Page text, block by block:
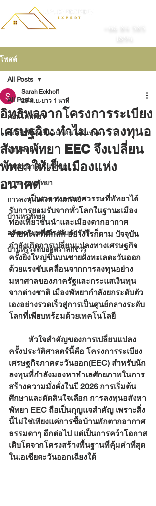
+66 84 585
1894
โพสต์
All Posts
คอนโดพัทยา
สถานที่ท่องเที่ยวน่าสนใจในพัทยา
บ้านพัทยา
การอยู่อาศัยในพัทยา
การลงทุนพัทยา
การลงทุนอสังหาริมทรัพย์
บ้านหรูพัทยา
อสังหาริมทรัพย์ระดับลักชัวรี
บ้านหรูระดับอัลตราลักชัวรี
All Posts
อิทธิพลจากโครงการระเบียง
เศรษฐกิจ: ทำไม การลงทุนอ
สังหาพัทยา EEC จึงเปลี่ยน
พัทยาให้เป็นเมืองแห่ง
อนาคต
Sarah Eckhoff
25 มิ.ย. ยาว 1 นาที
	เป็นเวลาหลายทศวรรษที่พัทยาได้
รับการยอมรับจากทั่วโลกในฐานะเมือง
ท่องเที่ยวชั้นนำและเมืองตากอากาศ
ชายทะเลที่คึกคัก อย่างไรก็ตาม ปัจจุบัน
กำลังเกิดการเปลี่ยนแปลงทางเศรษฐกิจ
ครั้งยิ่งใหญ่ขึ้นบนชายฝั่งทะเลตะวันออก
ด้วยแรงขับเคลื่อนจากการลงทุนอย่าง
มหาศาลของภาครัฐและกระแสเงินทุน
จากต่างชาติ เมืองพัทยากำลังยกระดับตัว
เองอย่างรวดเร็วสู่การเป็นศูนย์กลางระดับ
โลกที่เพียบพร้อมด้วยเทคโนโลยี
ครั้งประวัติศาสตร์นี้คือ โครงการระเบียง
เศรษฐกิจภาคตะวันออก(EEC) สำหรับนัก
ลงทุนที่กำลังมองหาทำเลศักยภาพในการ
สร้างความมั่งคั่งในปี 2026 การเริ่มต้น
ศึกษาและตัดสินใจเลือก การลงทุนอสังหา
พัทยา EEC ถือเป็นกุญแจสำคัญ เพราะสิ่ง
นี้ไม่ใช่เพียงแค่การซื้อบ้านพักตากอากาศ
ธรรมดาๆ อีกต่อไป แต่เป็นการคว้าโอกาส
เติบโตจากโครงสร้างพื้นฐานที่คุ้มค่าที่สุด
ในเอเชียตะวันออกเฉียงใต้